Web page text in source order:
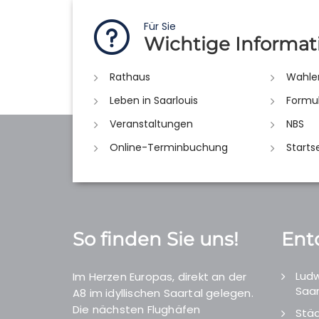
Für Sie
Wichtige
Rathaus
Leben in Saarlouis
Veranstaltungen
NBS
Online-Terminbuchung
So finden Sie uns!
Im Herzen Europas, direkt an der
A8 im idyllischen Saartal gelegen.
Die nächsten Flughäfen